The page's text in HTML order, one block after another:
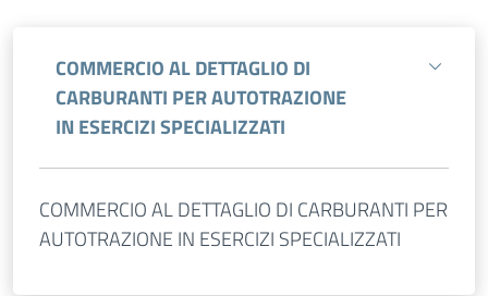
COMMERCIO AL DETTAGLIO DI
CARBURANTI PER AUTOTRAZIONE
IN ESERCIZI SPECIALIZZATI
COMMERCIO AL DETTAGLIO DI CARBURANTI PER
AUTOTRAZIONE IN ESERCIZI SPECIALIZZATI